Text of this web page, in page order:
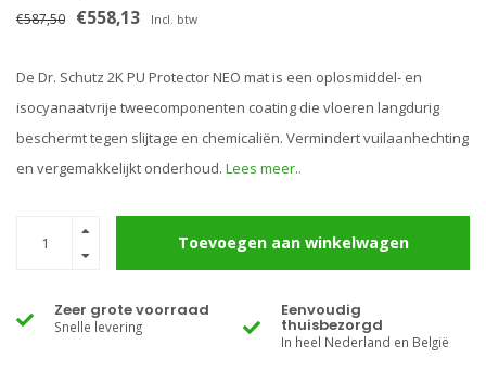
€587,50 €558,13 Incl. btw
De Dr. Schutz 2K PU Protector NEO mat is een oplosmiddel- en
isocyanaatvrije tweecomponenten coating die vloeren langdurig
beschermt tegen slijtage en chemicaliën. Vermindert vuilaanhechting
en vergemakkelijkt onderhoud. Lees meer..
Toevoegen aan winkelwagen
Zeer grote voorraad
Snelle levering
Eenvoudig
thuisbezorgd
In heel Nederland en België